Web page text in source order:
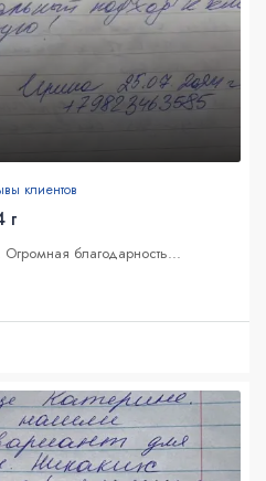
клиентов
г
благодарность...